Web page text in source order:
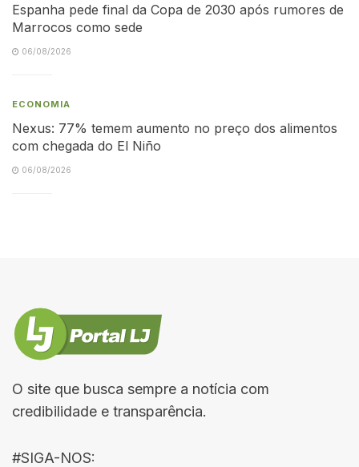
Espanha pede final da Copa de 2030 após rumores de
Marrocos como sede
06/08/2026
ECONOMIA
Nexus: 77% temem aumento no preço dos alimentos
com chegada do El Niño
06/08/2026
O site que busca sempre a notícia com
credibilidade e transparência.
#SIGA-NOS: